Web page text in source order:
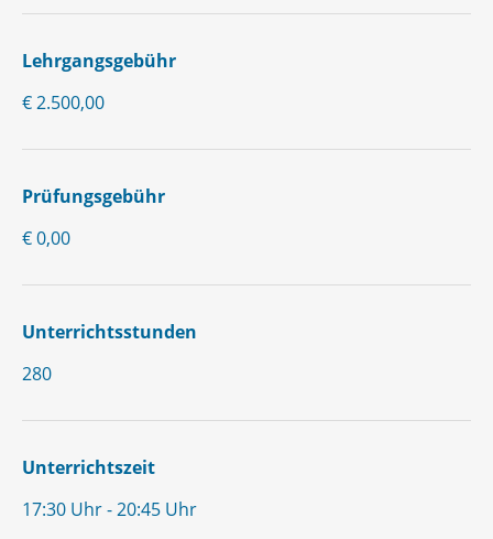
Lehrgangsgebühr
€ 2.500,00
Prüfungsgebühr
€ 0,00
Unterrichtsstunden
280
Unterrichtszeit
17:30 Uhr - 20:45 Uhr